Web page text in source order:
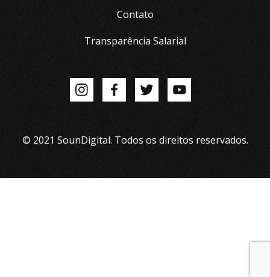
Contato
Transparência Salarial
© 2021 SounDigital. Todos os direitos reservados.